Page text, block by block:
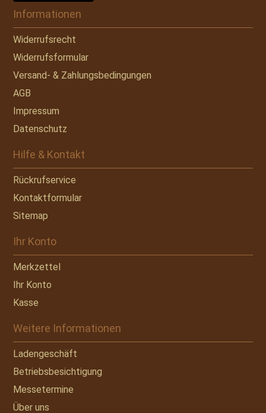
Informationen
Widerrufsrecht
Widerrufsformular
Versand- & Zahlungsbedingungen
AGB
Impressum
Datenschutz
Hilfe & Kontakt
Rückrufservice
Kontaktformular
Sitemap
Ihr Konto
Merkzettel
Ihr Konto
Kasse
Weitere Informationen
Ladengeschäft
Betriebsbesichtigung
Messetermine
Über uns